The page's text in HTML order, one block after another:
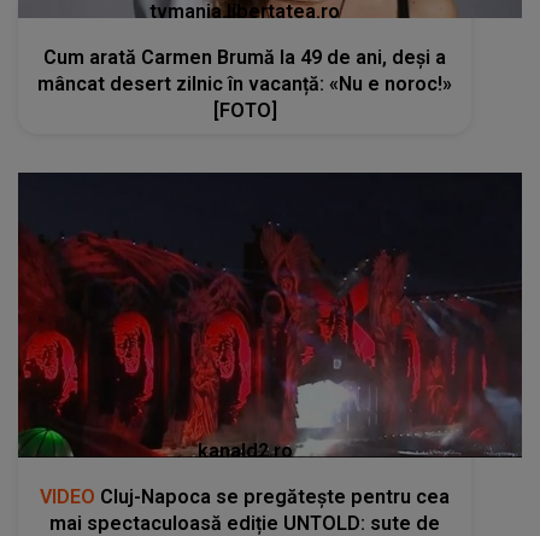
tvmania.libertatea.ro
Cum arată Carmen Brumă la 49 de ani, deși a
mâncat desert zilnic în vacanță: «Nu e noroc!»
[FOTO]
kanald2.ro
VIDEO Cluj-Napoca se pregătește pentru cea
mai spectaculoasă ediție UNTOLD: sute de